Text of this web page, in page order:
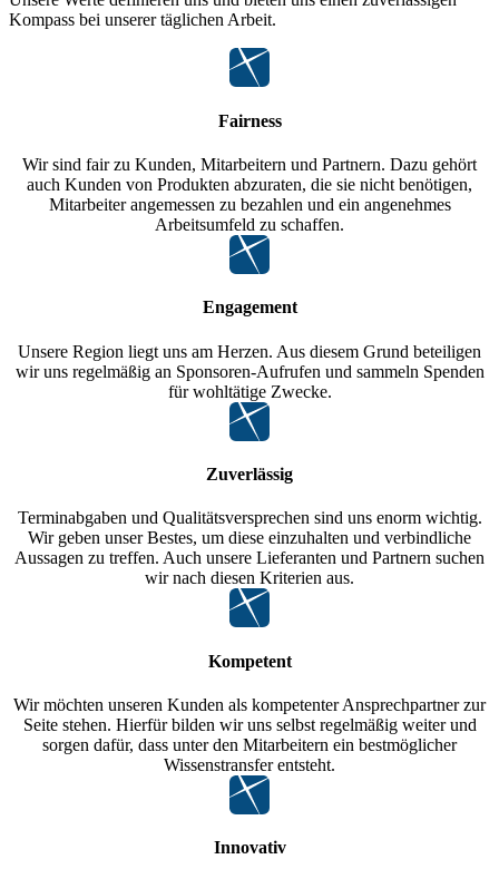
Kompass bei unserer täglichen Arbeit.
Fairness
Wir sind fair zu Kunden, Mitarbeitern und Partnern. Dazu gehört
auch Kunden von Produkten abzuraten, die sie nicht benötigen,
Mitarbeiter angemessen zu bezahlen und ein angenehmes
Arbeitsumfeld zu schaffen.
Engagement
Unsere Region liegt uns am Herzen. Aus diesem Grund beteiligen
wir uns regelmäßig an Sponsoren-Aufrufen und sammeln Spenden
für wohltätige Zwecke.
Zuverlässig
Terminabgaben und Qualitätsversprechen sind uns enorm wichtig.
Wir geben unser Bestes, um diese einzuhalten und verbindliche
Aussagen zu treffen. Auch unsere Lieferanten und Partnern suchen
wir nach diesen Kriterien aus.
Kompetent
Wir möchten unseren Kunden als kompetenter Ansprechpartner zur
Seite stehen. Hierfür bilden wir uns selbst regelmäßig weiter und
sorgen dafür, dass unter den Mitarbeitern ein bestmöglicher
Wissenstransfer entsteht.
Innovativ